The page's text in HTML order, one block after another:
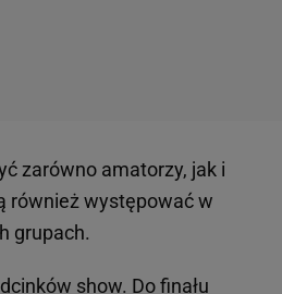
zarówno amatorzy, jak i
również występować w
grupach.
show. Do finału